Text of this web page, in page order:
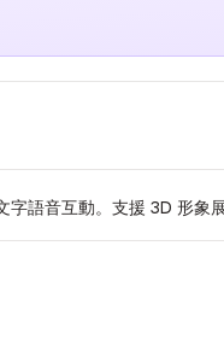
語音互動。支援 3D 形象展